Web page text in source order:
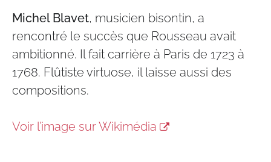
Michel Blavet, musicien bisontin, a
rencontré le succès que Rousseau avait
ambitionné. Il fait carrière à Paris de 1723 à
1768. Flûtiste virtuose, il laisse aussi des
compositions.
Voir l’image sur Wikimédia